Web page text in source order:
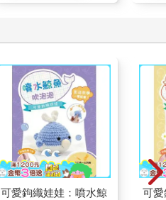
可愛鉤織娃娃：噴水鯨
可